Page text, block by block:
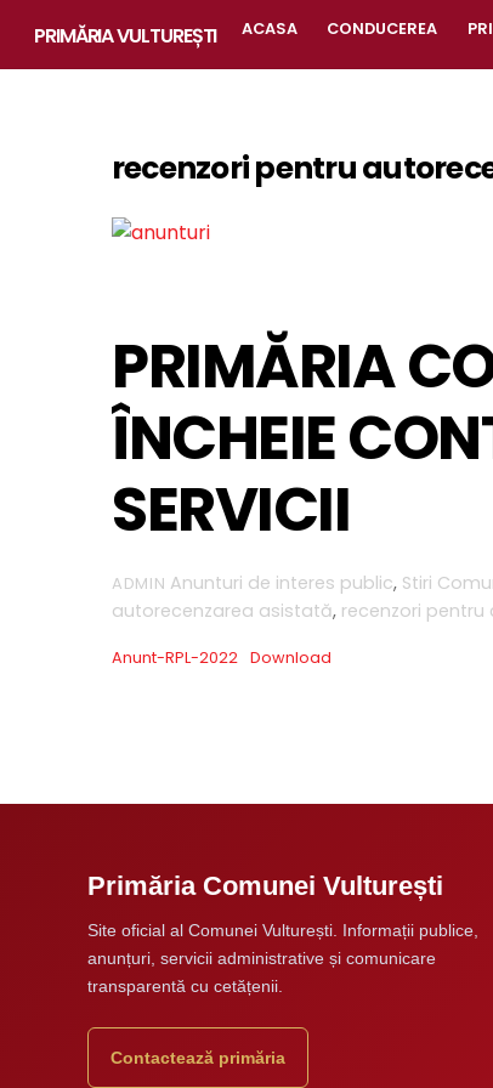
content
PRIMĂRIA VULTUREȘTI ACASA CONDUCEREA
recenzori pentru
PRIMĂRIA
ÎNCHEIE
SERVICII
ADMIN Anunturi de interes public, Stiri
autorecenzarea asistată, recenzori
Anunt-RPL-2022 Download
Primăria Comunei Vulturești
Site oficial al Comunei Vulturești. Informații publice,
anunțuri, servicii administrative și comunicare
transparentă cu cetățenii.
Contactează primăria